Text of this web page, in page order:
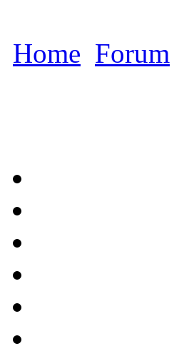
Home Forum